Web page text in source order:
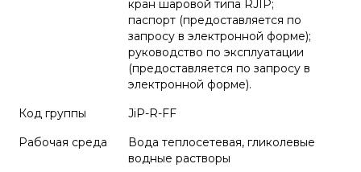
кран шаровой типа RJIP;
паспорт (предоставляется по
запросу в электронной форме);
руководство по эксплуатации
(предоставляется по запросу в
электронной форме).
Код группы
JiP-R-FF
Рабочая среда
Вода теплосетевая, гликолевые
водные растворы